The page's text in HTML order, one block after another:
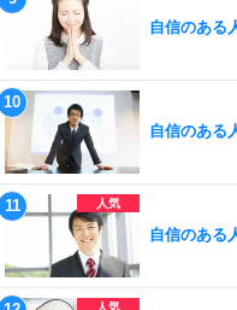
自信のある
自信のある
自信のある